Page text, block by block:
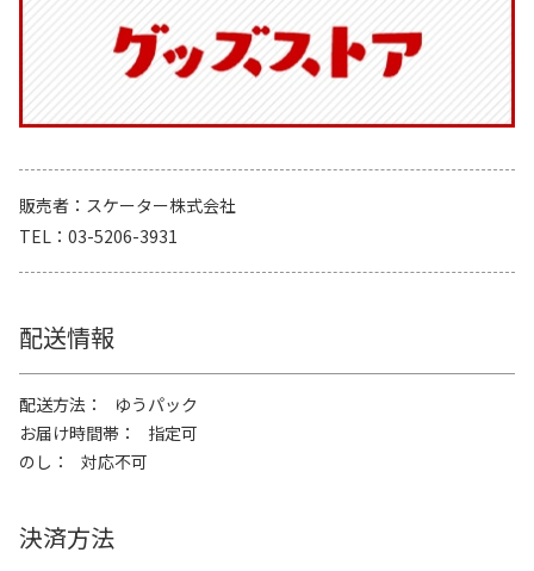
販売者
スケーター株式会社
TEL
03-5206-3931
配送情報
配送方法
ゆうパック
お届け時間帯
指定可
のし
対応不可
決済方法